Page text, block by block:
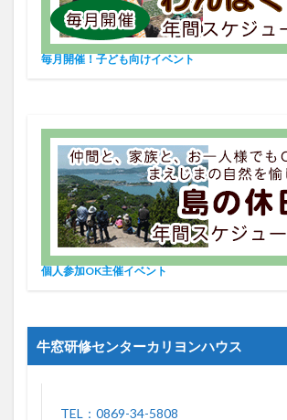
毎月開催！子ども向けイベント
個人参加OK主催イベント
牛窓研修センターカリヨンハウス
TEL：0869-34-5808